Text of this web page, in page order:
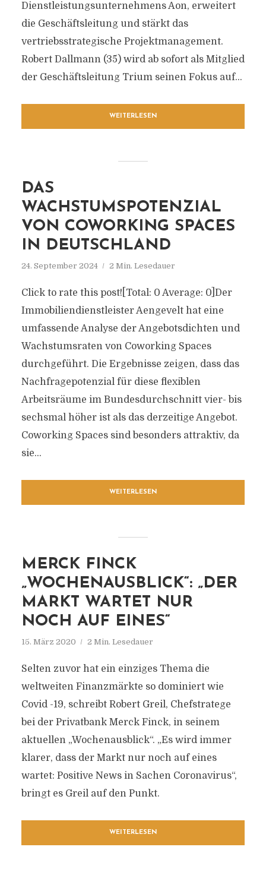
Dienstleistungsunternehmens Aon, erweitert
die Geschäftsleitung und stärkt das
vertriebsstrategische Projektmanagement.
Robert Dallmann (35) wird ab sofort als Mitglied
der Geschäftsleitung Trium seinen Fokus auf...
WEITERLESEN
DAS
WACHSTUMSPOTENZIAL
VON COWORKING SPACES
IN DEUTSCHLAND
24. September 2024 2 Min. Lesedauer
Click to rate this post![Total: 0 Average: 0]Der
Immobiliendienstleister Aengevelt hat eine
umfassende Analyse der Angebotsdichten und
Wachstumsraten von Coworking Spaces
durchgeführt. Die Ergebnisse zeigen, dass das
Nachfragepotenzial für diese flexiblen
Arbeitsräume im Bundesdurchschnitt vier- bis
sechsmal höher ist als das derzeitige Angebot.
Coworking Spaces sind besonders attraktiv, da
sie...
WEITERLESEN
MERCK FINCK
„WOCHENAUSBLICK“: „DER
MARKT WARTET NUR
NOCH AUF EINES“
15. März 2020 2 Min. Lesedauer
Selten zuvor hat ein einziges Thema die
weltweiten Finanzmärkte so dominiert wie
Covid -19, schreibt Robert Greil, Chefstratege
bei der Privatbank Merck Finck, in seinem
aktuellen „Wochenausblick“. „Es wird immer
klarer, dass der Markt nur noch auf eines
wartet: Positive News in Sachen Coronavirus“,
bringt es Greil auf den Punkt.
WEITERLESEN